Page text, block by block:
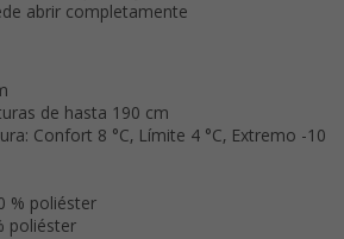
abrir completamente
de hasta 190 cm
Confort 8 °C, Límite 4 °C, Extremo -10
% poliéster
poliéster